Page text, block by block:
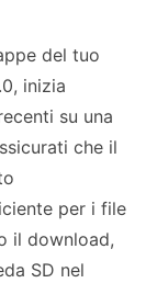
del tuo
inizia
su una
che il
per i file
il download,
SD nel